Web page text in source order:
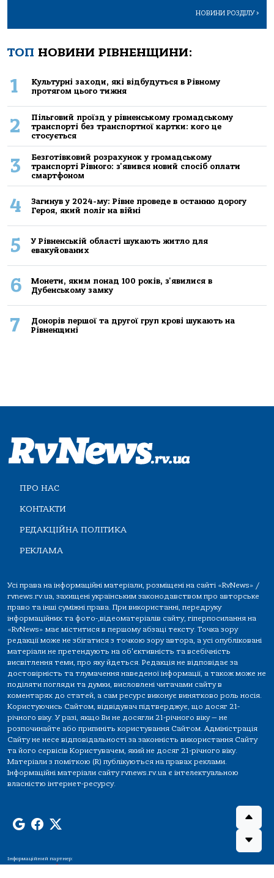
НОВИНИ РОЗДІЛУ>
ТОП НОВИНИ РІВНЕНЩИНИ:
1
Культурні заходи, які відбудуться в Рівному
протягом цього тижня
2
Пільговий проїзд у рівненському громадському
транспорті без транспортної картки: кого це
стосується
3
Безготівковий розрахунок у громадському
транспорті Рівного: з'явився новий спосіб оплати
смартфоном
4
Загинув у 2024-му: Рівне проведе в останню дорогу
Героя, який поліг на війні
5
У Рівненській області шукають житло для
евакуйованих
6
Монети, яким понад 100 років, з'явилися в
Дубенському замку
7
Донорів першої та другої груп крові шукають на
Рівненщині
ПРО НАС
КОНТАКТИ
РЕДАКЦІЙНА ПОЛІТИКА
РЕКЛАМА
Усі права на інформаційні матеріали, розміщені на сайті «RvNews» /
rvnews.rv.ua, захищені українським законодавством про авторське
право та інші суміжні права. При використанні, передруку
інформаційних та фото-,відеоматеріалів сайту, гіперпосилання на
«RvNews» має міститися в першому абзаці тексту. Точка зору
редакції може не збігатися з точкою зору автора, а усі опубліковані
матеріали не претендують на об'єктивність та всебічність
висвітлення теми, про яку йдеться. Редакція не відповідає за
достовірність та тлумачення наведеної інформації, а також може не
поділяти погляди та думки, висловлені читачами сайту в
коментарях до статей, а сам ресурс виконує винятково роль носія.
Користуючись Сайтом, відвідувач підтверджує, що досяг 21-
річного віку. У разі, якщо Ви не досягли 21-річного віку — не
розпочинайте або припиніть користування Сайтом. Адміністрація
Сайту не несе відповідальності за законність використання Сайту
та його сервісів Користувачем, який не досяг 21-річного віку.
Матеріали з поміткою (R) публікуються на правах реклами.
Інформаційні матеріали сайту rvnews.rv.ua є інтелектуальною
власністю інтернет-ресурсу.
Інформаційний партнер: